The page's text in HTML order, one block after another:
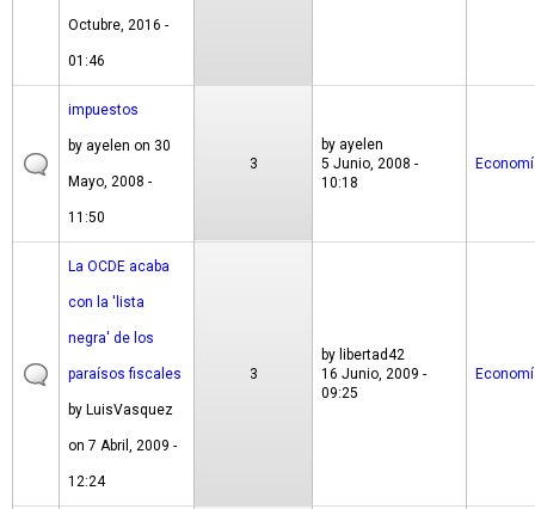
Octubre, 2016 -
01:46
impuestos
by ayelen on 30
Mayo, 2008 -
11:50
3
by ayelen
5 Junio, 2008 -
10:18
La OCDE acaba
con la 'lista
negra' de los
paraísos fiscales
by LuisVasquez
on 7 Abril, 2009 -
12:24
3
by libertad42
16 Junio, 2009 -
09:25